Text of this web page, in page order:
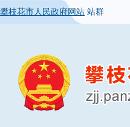
攀枝花市人民政府网站 站群